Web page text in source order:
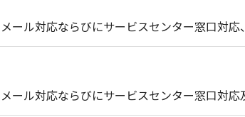
ール対応ならびにサービスセンター窓口対
ール対応ならびにサービスセンター窓口対